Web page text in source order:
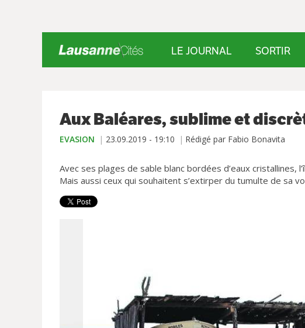
LE JOURNAL SORTIR
Aux Baléares, sublime et
EVASION 23.09.2019 - 19:10 Rédigé par Fabio Bonavita
Avec ses plages de sable blanc bordées d’eaux cristallines,
Mais aussi ceux qui souhaitent s’extirper du tumulte de sa